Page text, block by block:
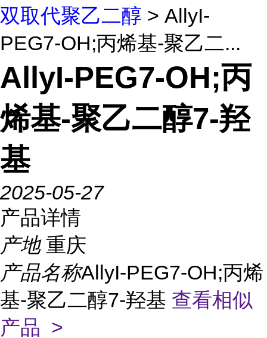
双取代聚乙二醇 > AllyI-
PEG7-OH;丙烯基-聚乙二...
AllyI-PEG7-OH;丙
烯基-聚乙二醇7-羟
基
2025-05-27
产品详情
产地 重庆
产品名称AllyI-PEG7-OH;丙烯
基-聚乙二醇7-羟基 查看相似
产品 >